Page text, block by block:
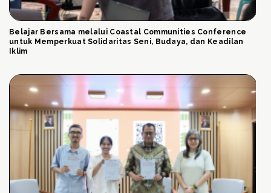
Belajar Bersama melalui Coastal Communities Conference
untuk Memperkuat Solidaritas Seni, Budaya, dan Keadilan
Iklim